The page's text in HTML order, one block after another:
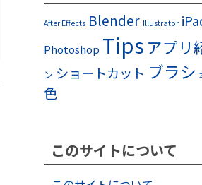
After Effects Blender Illustrator
Photoshop Tips アプリ
ン ショートカット ブラシ
色
このサイトについて